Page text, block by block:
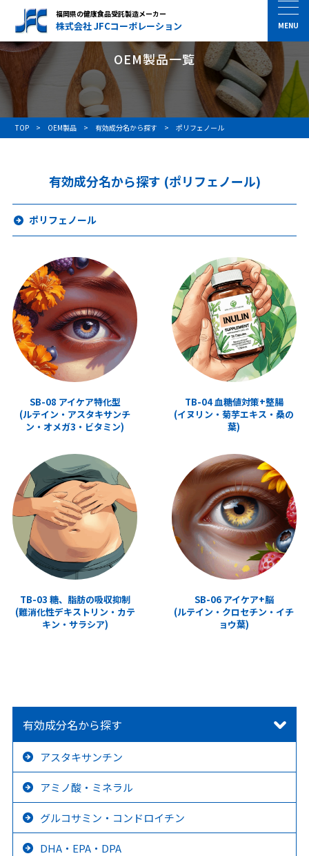
福岡県の健康食品受託製造メーカー
株式会社 JFCコーポレーション
OEM製品一覧
TOP OEM製品 有効成分名から探す ポリフェノール
有効成分名から探す (ポリフェノール)
ポリフェノール
SB-08 アイケア特化型
(ルテイン・アスタキサンチ
ン・オメガ3・ビタミン)
TB-04 血糖値対策+整腸
(イヌリン・菊芋エキス・桑の
葉)
TB-03 糖、脂肪の吸収抑制
(難消化性デキストリン・カテ
キン・サラシア)
SB-06 アイケア+脳
(ルテイン・クロセチン・イチ
ョウ葉)
有効成分名から探す
アスタキサンチン
アミノ酸・ミネラル
グルコサミン・コンドロイチン
DHA・EPA・DPA